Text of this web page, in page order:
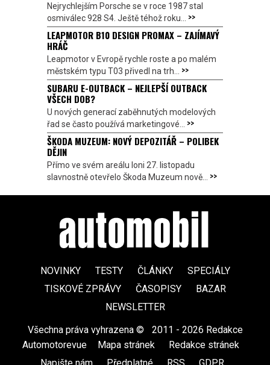
Nejrychlejším Porsche se v roce 1987 stal
osmiválec 928 S4. Ještě téhož roku... >>
LEAPMOTOR B10 DESIGN PROMAX – ZAJÍMAVÝ
HRÁČ
Leapmotor v Evropě rychle roste a po malém
městském typu T03 přivedl na trh... >>
SUBARU E-OUTBACK – NEJLEPŠÍ OUTBACK
VŠECH DOB?
U nových generací zaběhnutých modelových
řad se často používá marketingové... >>
ŠKODA MUZEUM: NOVÝ DEPOZITÁŘ – POLIBEK
DĚJIN
Přímo ve svém areálu loni 27. listopadu
slavnostně otevřelo Škoda Muzeum nově... >>
NOVINKY TESTY ČLÁNKY
SPECIÁLY
TISKOVÉ ZPRÁVY
ČASOPISY
BAZAR
NEWSLETTER
Všechna práva vyhrazena ©
2011 - 2026 Redakce
Automotorevue
Mapa stránek Redakce stránek